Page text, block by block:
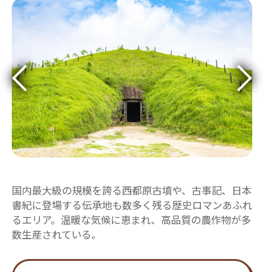
国内最大級の規模を誇る西都原古墳や、古事記、日本
書紀に登場する伝承地も数多く残る歴史ロマンあふれ
るエリア。温暖な気候に恵まれ、高品質の農作物が多
数生産されている。